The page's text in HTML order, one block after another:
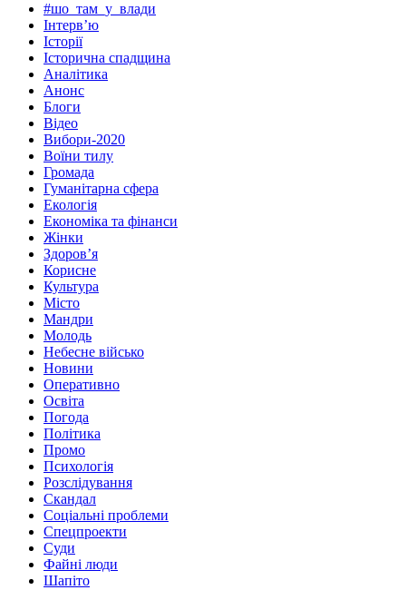
#шо_там_у_влади
Інтерв’ю
Історії
Історична спадщина
Аналітика
Анонс
Блоги
Відео
Вибори-2020
Воїни тилу
Громада
Гуманітарна сфера
Екологія
Економіка та фінанси
Жінки
Здоров’я
Корисне
Культура
Місто
Мандри
Молодь
Небесне військо
Новини
Оперативно
Освіта
Погода
Політика
Промо
Психологія
Розслідування
Скандал
Соціальні проблеми
Спецпроекти
Суди
Файні люди
Шапіто